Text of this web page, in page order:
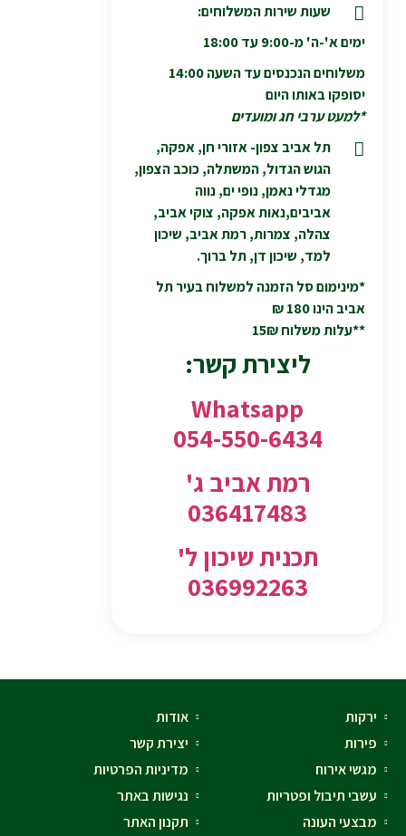
שעות שירות המשלוחים:
ימים א'-ה' מ-9:00 עד 18:00
משלוחים הנכנסים עד השעה 14:00
יסופקו באותו היום
*למעט ערבי חג ומועדים
תל אביב צפון- אזורי חן, אפקה,
הגוש הגדול, המשתלה, כוכב הצפון,
מגדלי נאמן, נופי ים, נווה
אביבים,נאות אפקה, צוקי אביב,
צהלה, צמרות, רמת אביב, שיכון
למד, שיכון דן, תל ברוך.
*מינימום סל הזמנה למשלוח בעיר תל
אביב הינו 180 ₪
**עלות משלוח 15₪
ליצירת קשר:
Whatsapp
054-550-6434
רמת אביב ג'
036417483
תכנית שיכון ל'
036992263
ירקות
פירות
מגשי אירוח
עשבי תיבול ופטריות
מבצעי העונה
אודות
יצירת קשר
מדיניות הפרטיות
נגישות באתר
תקנון האתר